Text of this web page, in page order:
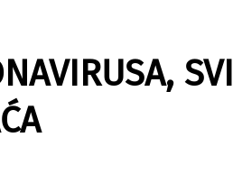
SVI